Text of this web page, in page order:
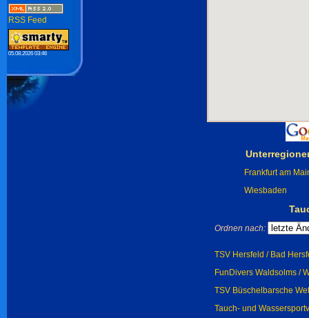
Frankfurt am
Wiesbaden
Ordnen nach:
TSV Hersfeld / Bad
FunDivers Waldsolms /
TSV Büschelbarsche
Tauch- und
RSS Feed
05.08.2026 03:46